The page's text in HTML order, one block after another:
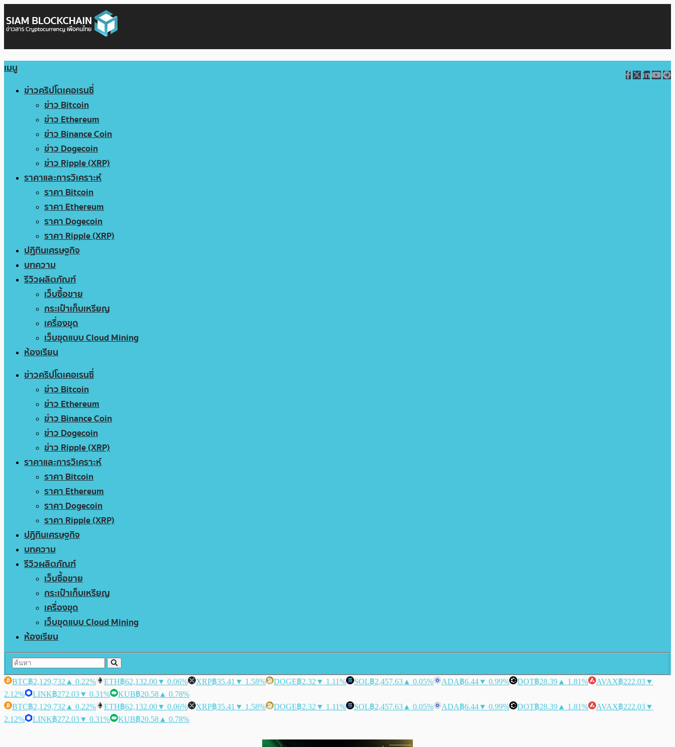
เมนู
ข่าวคริปโตเคอเรนซี่
ข่าว Bitcoin
ข่าว Ethereum
ข่าว Binance Coin
ข่าว Dogecoin
ข่าว Ripple (XRP)
ราคาและการวิเคราะห์
ราคา Bitcoin
ราคา Ethereum
ราคา Dogecoin
ราคา Ripple (XRP)
ปฏิทินเศรษฐกิจ
บทความ
รีวิวผลิตภัณฑ์
เว็บซื้อขาย
กระเป๋าเก็บเหรียญ
เครื่องขุด
เว็บขุดแบบ Cloud Mining
ห้องเรียน
ข่าวคริปโตเคอเรนซี่
ข่าว Bitcoin
ข่าว Ethereum
ข่าว Binance Coin
ข่าว Dogecoin
ข่าว Ripple (XRP)
ราคาและการวิเคราะห์
ราคา Bitcoin
ราคา Ethereum
ราคา Dogecoin
ราคา Ripple (XRP)
ปฏิทินเศรษฐกิจ
บทความ
รีวิวผลิตภัณฑ์
เว็บซื้อขาย
กระเป๋าเก็บเหรียญ
เครื่องขุด
เว็บขุดแบบ Cloud Mining
ห้องเรียน
BTC฿2,129,732 ▲ 0.22% ETH฿62,132.00▼ 0.06% XRP฿35.41 ▼ 1.58% DOGE฿2.32 ▼ 1.11% SOL฿2,457.63 ▲ 0.05% ADA฿6.44▼ 0.99% DOT฿28.39 ▲ 1.81% AVAX฿222.03▼
2.12%
LINK฿272.03▼ 0.31% KUB฿20.58 ▲ 0.78%
BTC฿2,129,732 ▲ 0.22% ETH฿62,132.00▼ 0.06% XRP฿35.41 ▼ 1.58% DOGE฿2.32 ▼ 1.11% SOL฿2,457.63 ▲ 0.05% ADA฿6.44▼ 0.99% DOT฿28.39 ▲ 1.81% AVAX฿222.03▼
2.12%
LINK฿272.03▼ 0.31% KUB฿20.58 ▲ 0.78%